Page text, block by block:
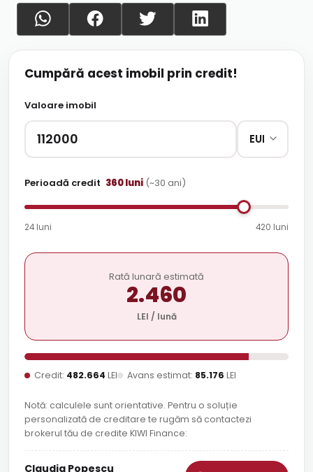
Cumpără acest imobil prin credit!
Valoare imobil
Perioadă credit 360luni (~30 ani)
24 luni 420 luni
Rată lunară estimată
2.460
LEI / lună
Credit: 482.664 LEI Avans estimat: 85.176 LEI
Notă: calculele sunt orientative. Pentru o soluție
personalizată de creditare te rugăm să contactezi
brokerul tău de credite KIWI Finance:
Claudia Popescu